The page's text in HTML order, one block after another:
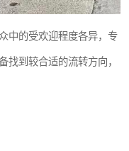
中的受欢迎程度各异，专
找到较合适的流转方向，